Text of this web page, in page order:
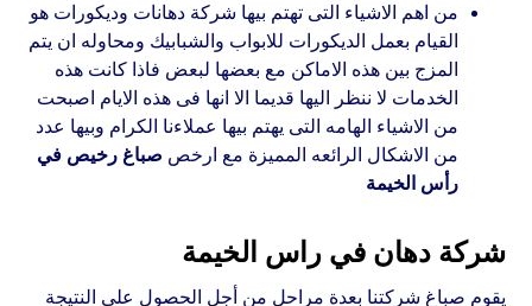
من اهم الاشياء التى تهتم بيها شركة دهانات وديكورات هو
القيام بعمل الديكورات للابواب والشبابيك ومحاوله ان يتم
المزج بين هذه الاماكن مع بعضها لبعض فاذا كانت هذه
الخدمات لا ننظر اليها قديما الا انها فى هذه الايام اصبحت
من الاشياء الهامه التى يهتم بيها عملاءنا الكرام وبيها عدد
من الاشكال الرائعه المميزة مع ارخص صباغ رخيص في
رأس الخيمة
شركة دهان في راس الخيمة
يقوم صباغ شركتنا بعدة مراحل من أجل الحصول على النتيجة